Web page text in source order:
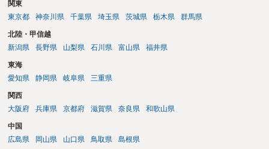
関東
東京都
神奈川県 千葉県 埼玉県 茨城県 栃木県 群馬県
北陸・甲信越
新潟県
長野県 山梨県 石川県 富山県 福井県
東海
愛知県
静岡県 岐阜県 三重県
関西
大阪府
兵庫県 京都府 滋賀県 奈良県 和歌山県
中国
広島県
岡山県 山口県 鳥取県 島根県